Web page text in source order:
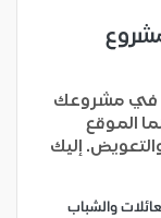
في مشروعك
الموقع
إليك
والشباب